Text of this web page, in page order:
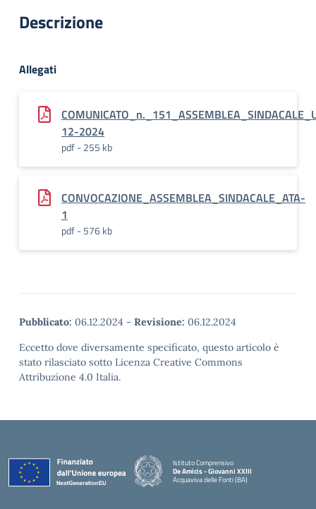
Descrizione
Allegati
12-2024
pdf - 255 kb
CONVOCAZIONE_ASSEMBLEA_SINDACALE_ATA-
1
pdf - 576 kb
Pubblicato: 06.12.2024 - Revisione: 06.12.2024
Eccetto dove diversamente specificato, questo articolo è
stato rilasciato sotto Licenza Creative Commons
Attribuzione 4.0 Italia.
Istituto Comprensivo
De Amicis - Giovanni XXIII
Acquaviva delle Fonti (BA)
— Visita la pagina iniziale della scuola